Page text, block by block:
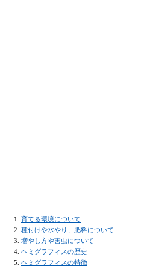
育てる環境について
種付けや水やり、肥料について
増やし方や害虫について
ヘミグラフィスの歴史
ヘミグラフィスの特徴